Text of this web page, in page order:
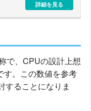
詳細を見る
で、CPUの設計上想
す。この数値を参考
することになりま